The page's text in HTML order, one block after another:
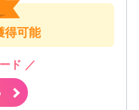
得可能
ド ／